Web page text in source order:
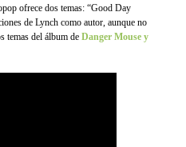
ofrece dos temas: “Good Day
de Lynch como autor, aunque no
temas del álbum de Danger Mouse y